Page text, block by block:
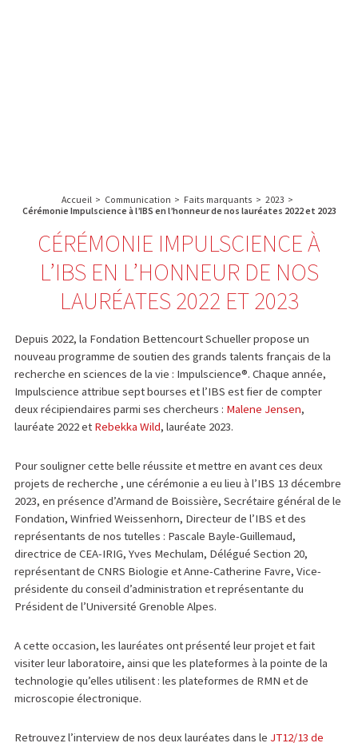
FRANCE
Accueil > Communication > Faits marquants > 2023 >
Cérémonie Impulscience à l’IBS en l’honneur de nos lauréates 2022 et 2023
CÉRÉMONIE IMPULSCIENCE À
L’IBS EN L’HONNEUR DE NOS
LAURÉATES 2022 ET 2023
Depuis 2022, la Fondation Bettencourt Schueller propose un
nouveau programme de soutien des grands talents français de la
recherche en sciences de la vie : Impulscience®. Chaque année,
Impulscience attribue sept bourses et l’IBS est fier de compter
deux récipiendaires parmi ses chercheurs : Malene Jensen,
lauréate 2022 et Rebekka Wild, lauréate 2023.
Pour souligner cette belle réussite et mettre en avant ces deux
projets de recherche , une cérémonie a eu lieu à l’IBS 13 décembre
2023, en présence d’Armand de Boissière, Secrétaire général de le
Fondation, Winfried Weissenhorn, Directeur de l’IBS et des
représentants de nos tutelles : Pascale Bayle-Guillemaud,
directrice de CEA-IRIG, Yves Mechulam, Délégué Section 20,
représentant de CNRS Biologie et Anne-Catherine Favre, Vice-
présidente du conseil d’administration et représentante du
Président de l’Université Grenoble Alpes.
A cette occasion, les lauréates ont présenté leur projet et fait
visiter leur laboratoire, ainsi que les plateformes à la pointe de la
technologie qu’elles utilisent : les plateformes de RMN et de
microscopie électronique.
Retrouvez l’interview de nos deux lauréates dans le JT12/13 de